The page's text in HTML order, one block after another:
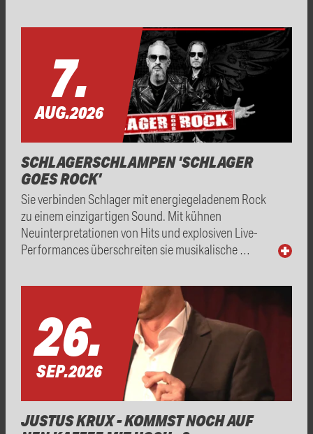
7.
AUG.2026
SCHLAGERSCHLAMPEN 'SCHLAGER
GOES ROCK'
Sie verbinden Schlager mit energiegeladenem Rock
zu einem einzigartigen Sound. Mit kühnen
Neuinterpretationen von Hits und explosiven Live-
Performances überschreiten sie musikalische …
26.
SEP.2026
JUSTUS KRUX - KOMMST NOCH AUF